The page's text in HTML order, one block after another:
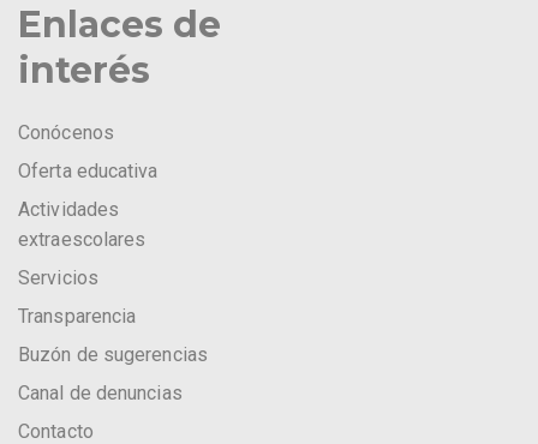
Enlaces de
interés
Conócenos
Oferta educativa
Actividades
extraescolares
Servicios
Transparencia
Buzón de sugerencias
Canal de denuncias
Contacto